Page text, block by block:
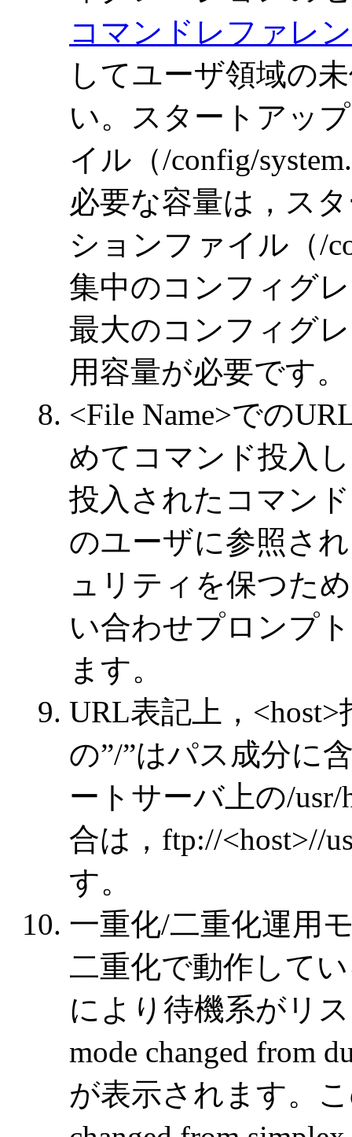
コマンドレファレ
してユーザ領域の
い。スタートアッ
イル（/config/
必要な容量は，ス
ションファイル（/
集中のコンフィグ
最大のコンフィグ
用容量が必要です。
<File Name>での
めてコマンド投入
投入されたコマン
のユーザに参照さ
ュリティを保つた
い合わせプロンプ
ます。
URL表記上，
の”/”はパス成分に
ートサーバ上の/usr/
合は，ftp://<host>//
す。
一重化/二重化運用
二重化で動作して
により待機系がリ
mode changed from
が表示されます。こ